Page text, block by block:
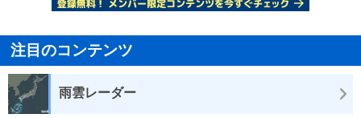
注目のコンテンツ
雨雲レーダー